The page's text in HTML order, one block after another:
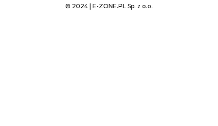
© 2024 | E-ZONE.PL Sp. z o.o.